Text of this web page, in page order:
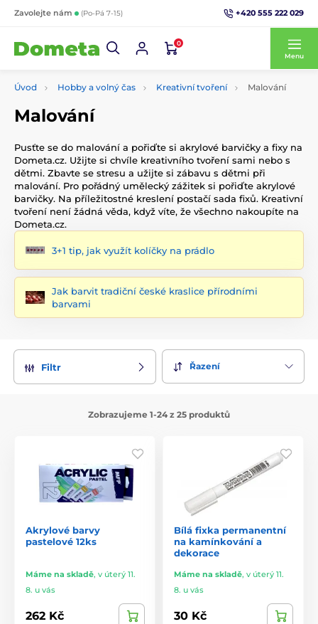
Zavolejte nám (Po-Pá 7-15) +420 555 222 029
0
Menu
Úvod Hobby a volný čas Kreativní tvoření Malování
Malování
Pusťte se do malování a pořiďte si akrylové barvičky a fixy na
Dometa.cz. Užijte si chvíle kreativního tvoření sami nebo s
dětmi. Zbavte se stresu a užijte si zábavu s dětmi při
malování. Pro pořádný umělecký zážitek si pořiďte akrylové
barvičky. Na příležitostné kreslení postačí sada fixů. Kreativní
tvoření není žádná věda, když víte, že všechno nakoupíte na
Dometa.cz.
3+1 tip, jak využít kolíčky na prádlo
Jak barvit tradiční české kraslice přírodními
barvami
Filtr Řazení
Zobrazujeme 1-24 z 25 produktů
Akrylové barvy
pastelové 12ks
Máme na skladě, v úterý 11.
8. u vás
262 Kč
Bílá fixka permanentní
na kamínkování a
dekorace
Máme na skladě, v úterý 11.
8. u vás
30 Kč